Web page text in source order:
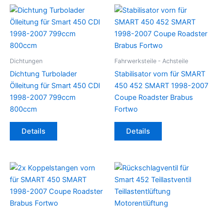
Dichtungen
Dichtung Turbolader
Ölleitung für Smart 450 CDI
1998-2007 799ccm
800ccm
Details
Fahrwerksteile - Achsteile
Stabilisator vorn für SMART
450 452 SMART 1998-2007
Coupe Roadster Brabus
Fortwo
Details